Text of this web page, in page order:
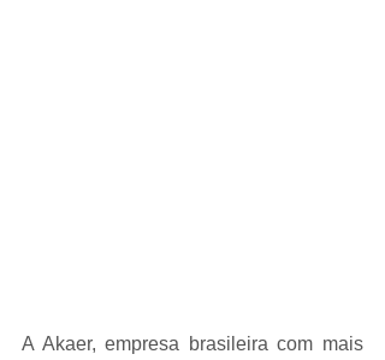
A Akaer, empresa brasileira com mais